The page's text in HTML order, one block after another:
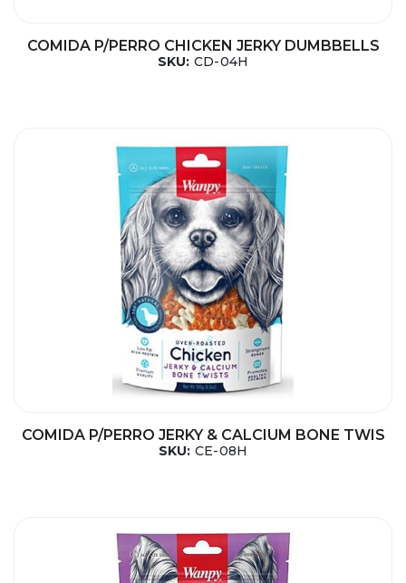
COMIDA P/PERRO CHICKEN JERKY DUMBBELLS
SKU: CD-04H
COMIDA P/PERRO JERKY & CALCIUM BONE TWIS
SKU: CE-08H